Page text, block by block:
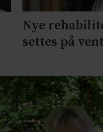
Nye
settes på vent